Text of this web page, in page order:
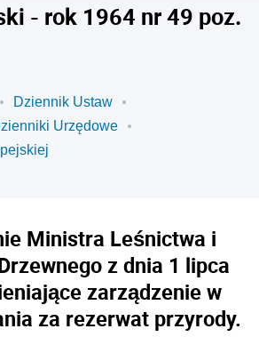
- rok 1964 nr 49 poz.
Dziennik Ustaw
Urzędowe
Ministra Leśnictwa i
z dnia 1 lipca
zarządzenie w
za rezerwat przyrody.